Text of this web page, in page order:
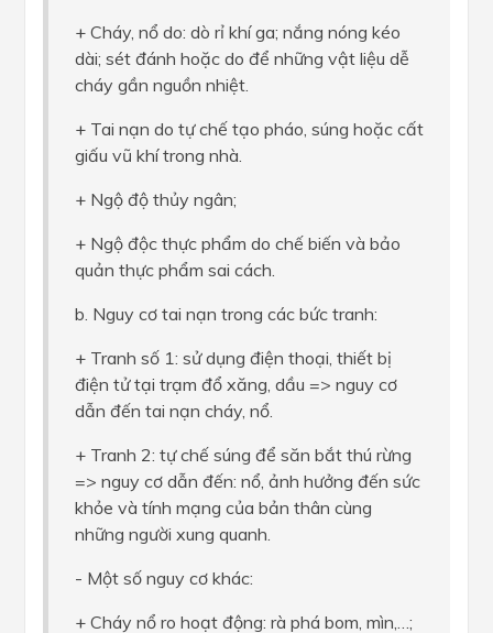
+ Cháy, nổ do: dò rỉ khí ga; nắng nóng kéo
dài; sét đánh hoặc do để những vật liệu dễ
cháy gần nguồn nhiệt.
+ Tai nạn do tự chế tạo pháo, súng hoặc cất
giấu vũ khí trong nhà.
+ Ngộ độ thủy ngân;
+ Ngộ độc thực phẩm do chế biến và bảo
quản thực phẩm sai cách.
b. Nguy cơ tai nạn trong các bức tranh:
+ Tranh số 1: sử dụng điện thoại, thiết bị
điện tử tại trạm đổ xăng, dầu => nguy cơ
dẫn đến tai nạn cháy, nổ.
+ Tranh 2: tự chế súng để săn bắt thú rừng
=> nguy cơ dẫn đến: nổ, ảnh hưởng đến sức
khỏe và tính mạng của bản thân cùng
những người xung quanh.
- Một số nguy cơ khác:
+ Cháy nổ ro hoạt động: rà phá bom, mìn,…;